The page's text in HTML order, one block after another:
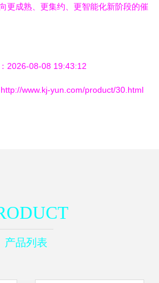
更成熟、更集约、更智能化新阶段的催
2026-08-08 19:43:12
www.kj-yun.com/product/30.html
产品列表